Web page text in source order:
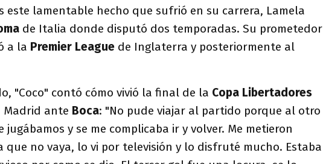
este lamentable hecho que sufrió en su carrera, Lamela
de Italia donde disputó dos temporadas. Su prometedor
a la Premier League de Inglaterra y posteriormente al
"Coco" contó cómo vivió la final de la Copa Libertadores
Madrid ante Boca: "No pude viajar al partido porque al otro
jugábamos y se me complicaba ir y volver. Me metieron
que no vaya, lo vi por televisión y lo disfruté mucho. Estaba